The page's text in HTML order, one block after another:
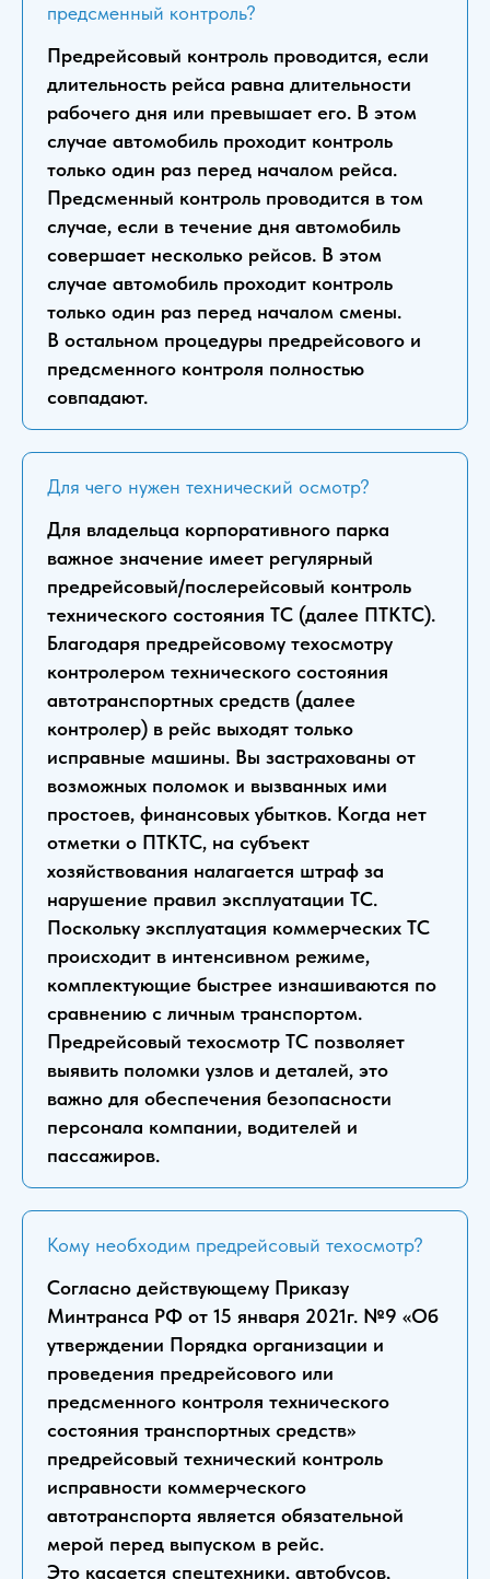
предсменный контроль?
Предрейсовый контроль проводится, если
длительность рейса равна длительности
рабочего дня или превышает его. В этом
случае автомобиль проходит контроль
только один раз перед началом рейса.
Предсменный контроль проводится в том
случае, если в течение дня автомобиль
совершает несколько рейсов. В этом
случае автомобиль проходит контроль
только один раз перед началом смены.
В остальном процедуры предрейсового и
предсменного контроля полностью
совпадают.
Для чего нужен технический осмотр?
Для владельца корпоративного парка
важное значение имеет регулярный
предрейсовый/послерейсовый контроль
технического состояния ТС (далее ПТКТС).
Благодаря предрейсовому техосмотру
контролером технического состояния
автотранспортных средств (далее
контролер) в рейс выходят только
исправные машины. Вы застрахованы от
возможных поломок и вызванных ими
простоев, финансовых убытков. Когда нет
отметки о ПТКТС, на субъект
хозяйствования налагается штраф за
нарушение правил эксплуатации ТС.
Поскольку эксплуатация коммерческих ТС
происходит в интенсивном режиме,
комплектующие быстрее изнашиваются по
сравнению с личным транспортом.
Предрейсовый техосмотр ТС позволяет
выявить поломки узлов и деталей, это
важно для обеспечения безопасности
персонала компании, водителей и
пассажиров.
Кому необходим предрейсовый техосмотр?
Согласно действующему Приказу
Минтранса РФ от 15 января 2021г. №9 «Об
утверждении Порядка организации и
проведения предрейсового или
предсменного контроля технического
состояния транспортных средств»
предрейсовый технический контроль
исправности коммерческого
автотранспорта является обязательной
мерой перед выпуском в рейс.
Это касается спецтехники, автобусов,